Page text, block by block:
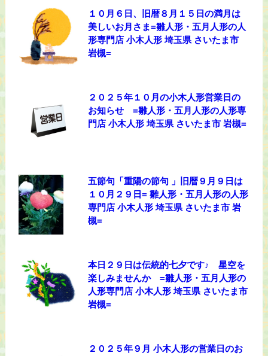
１０月６日、旧暦８月１５日の満月は
美しいお月さま=雛人形・五月人形の人
形専門店 小木人形 埼玉県 さいたま市
岩槻=
２０２５年１０月の小木人形営業日の
お知らせ =雛人形・五月人形の人形専
門店 小木人形 埼玉県 さいたま市 岩槻=
五節句「重陽の節句 」旧暦９月９日は
１０月２９日= 雛人形・五月人形の人形
専門店 小木人形 埼玉県 さいたま市 岩
槻=
本日２９日は伝統的七夕です♪ 星空を
楽しみませんか =雛人形・五月人形の
人形専門店 小木人形 埼玉県 さいたま市
岩槻=
２０２５年９月 小木人形の営業日のお